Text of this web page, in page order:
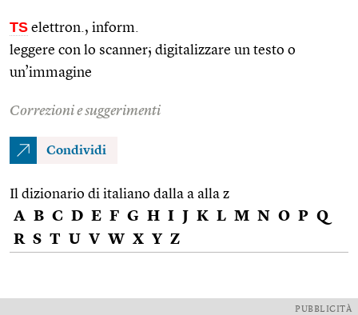
TS elettron., inform.
leggere con lo scanner; digitalizzare un testo o
un’immagine
Correzioni e suggerimenti
Condividi
Il dizionario di italiano dalla a alla z
A B C D E F G H I J K L M N O P Q
R S T U V W X Y Z
PUBBLICITÀ